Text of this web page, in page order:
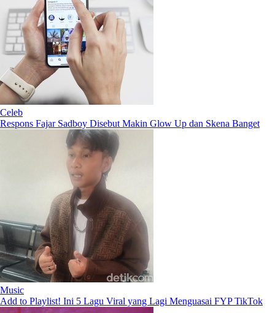
Celeb
Respons Fajar Sadboy Disebut Makin Glow Up dan Skena Banget
Music
Add to Playlist! Ini 5 Lagu Viral yang Lagi Menguasai FYP TikTok